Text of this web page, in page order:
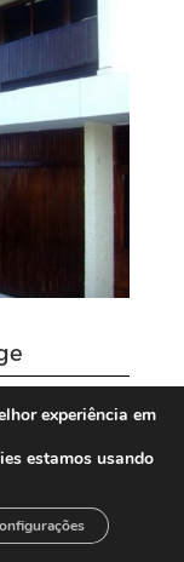
experiência em
estamos usando